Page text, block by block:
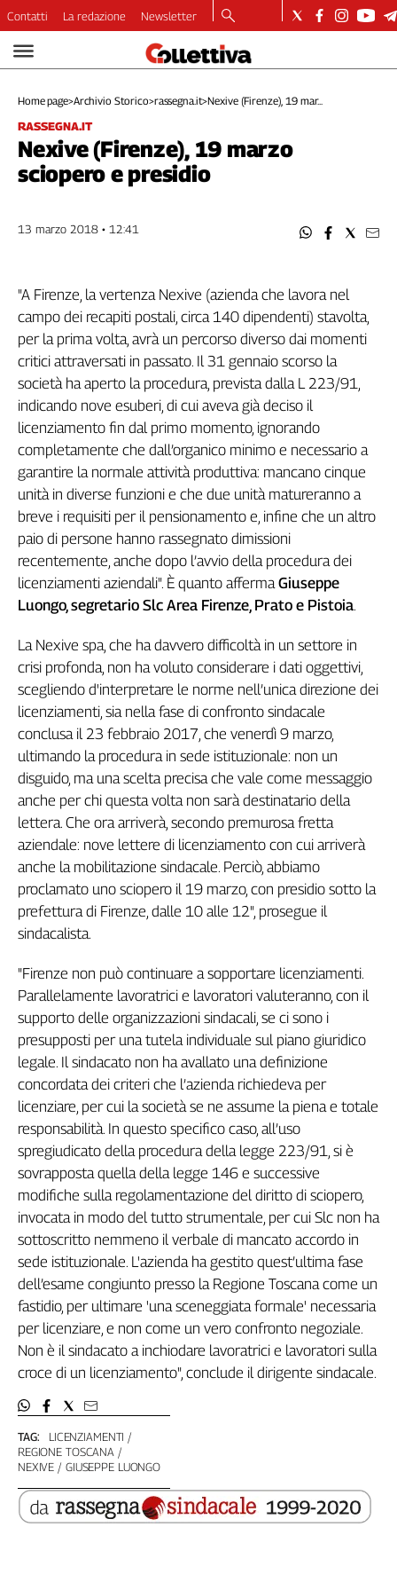
Video
Dirette
Longform
Copertine
Economia
Ambiente
Italia
Internazionale
Culture
Categorie
Filcams
Filctem
Fillea
Filt
Fiom
Fisac
Flai
Flc
Fp
Nidil
Slc
Spi
Inca
Caaf
G8
di
Genova,
il
sangue
della
ragione
120
anni
Collettiva
Academy
Collettiva
Play
Rubriche
Collettiva
Talk
La
settimana
Collettiva
Girasoli
Il
Sassolino
Linea
Economica
Tech
Easy
Inserti
Idea
InFlai
Le
trasmissioni
tv
Contatti La redazione Newsletter
Home page>Archivio Storico>rassegna.it>Nexive (Firenze), 19 mar...
RASSEGNA.IT
Nexive (Firenze), 19 marzo
sciopero e presidio
13 marzo 2018 • 12:41
TAG:
LICENZIAMENTI
REGIONE TOSCANA
NEXIVE
GIUSEPPE LUONGO
"A Firenze, la vertenza Nexive (azienda che lavora nel
campo dei recapiti postali, circa 140 dipendenti) stavolta,
per la prima volta, avrà un percorso diverso dai momenti
critici attraversati in passato. Il 31 gennaio scorso la
società ha aperto la procedura, prevista dalla L 223/91,
indicando nove esuberi, di cui aveva già deciso il
licenziamento fin dal primo momento, ignorando
completamente che dall’organico minimo e necessario a
garantire la normale attività produttiva: mancano cinque
unità in diverse funzioni e che due unità matureranno a
breve i requisiti per il pensionamento e, infine che un altro
paio di persone hanno rassegnato dimissioni
recentemente, anche dopo l’avvio della procedura dei
licenziamenti aziendali". È quanto afferma Giuseppe
Luongo, segretario Slc Area Firenze, Prato e Pistoia.
La Nexive spa, che ha davvero difficoltà in un settore in
crisi profonda, non ha voluto considerare i dati oggettivi,
scegliendo d'interpretare le norme nell’unica direzione dei
licenziamenti, sia nella fase di confronto sindacale
conclusa il 23 febbraio 2017, che venerdì 9 marzo,
ultimando la procedura in sede istituzionale: non un
disguido, ma una scelta precisa che vale come messaggio
anche per chi questa volta non sarà destinatario della
lettera. Che ora arriverà, secondo premurosa fretta
aziendale: nove lettere di licenziamento con cui arriverà
anche la mobilitazione sindacale. Perciò, abbiamo
proclamato uno sciopero il 19 marzo, con presidio sotto la
prefettura di Firenze, dalle 10 alle 12", prosegue il
sindacalista.
"Firenze non può continuare a sopportare licenziamenti.
Parallelamente lavoratrici e lavoratori valuteranno, con il
supporto delle organizzazioni sindacali, se ci sono i
presupposti per una tutela individuale sul piano giuridico
legale. Il sindacato non ha avallato una definizione
concordata dei criteri che l’azienda richiedeva per
licenziare, per cui la società se ne assume la piena e totale
responsabilità. In questo specifico caso, all’uso
spregiudicato della procedura della legge 223/91, si è
sovrapposta quella della legge 146 e successive
modifiche sulla regolamentazione del diritto di sciopero,
invocata in modo del tutto strumentale, per cui Slc non ha
sottoscritto nemmeno il verbale di mancato accordo in
sede istituzionale. L'azienda ha gestito quest’ultima fase
dell’esame congiunto presso la Regione Toscana come un
fastidio, per ultimare 'una sceneggiata formale' necessaria
per licenziare, e non come un vero confronto negoziale.
Non è il sindacato a inchiodare lavoratrici e lavoratori sulla
croce di un licenziamento", conclude il dirigente sindacale.